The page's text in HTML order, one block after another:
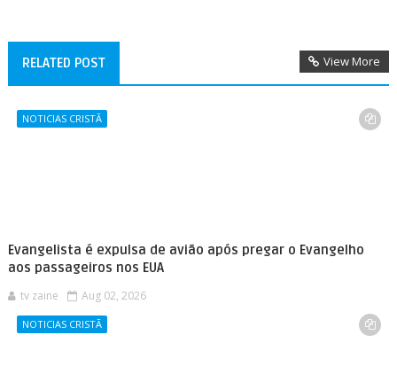
RELATED POST View More
NOTICIAS CRISTÃ
Evangelista é expulsa de avião após pregar o Evangelho
aos passageiros nos EUA
tv zaine Aug 02, 2026
NOTICIAS CRISTÃ